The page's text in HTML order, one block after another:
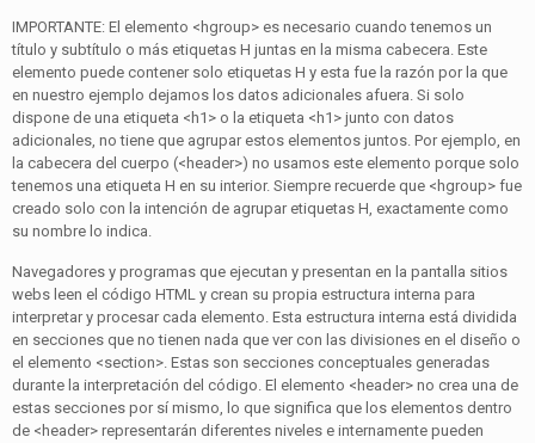
IMPORTANTE: El elemento <hgroup> es necesario cuando tenemos un
título y subtítulo o más etiquetas H juntas en la misma cabecera. Este
elemento puede contener solo etiquetas H y esta fue la razón por la que
en nuestro ejemplo dejamos los datos adicionales afuera. Si solo
dispone de una etiqueta <h1> o la etiqueta <h1> junto con datos
adicionales, no tiene que agrupar estos elementos juntos. Por ejemplo, en
la cabecera del cuerpo (<header>) no usamos este elemento porque solo
tenemos una etiqueta H en su interior. Siempre recuerde que <hgroup> fue
creado solo con la intención de agrupar etiquetas H, exactamente como
su nombre lo indica.
Navegadores y programas que ejecutan y presentan en la pantalla sitios
webs leen el código HTML y crean su propia estructura interna para
interpretar y procesar cada elemento. Esta estructura interna está dividida
en secciones que no tienen nada que ver con las divisiones en el diseño o
el elemento <section>. Estas son secciones conceptuales generadas
durante la interpretación del código. El elemento <header> no crea una de
estas secciones por sí mismo, lo que significa que los elementos dentro
de <header> representarán diferentes niveles e internamente pueden